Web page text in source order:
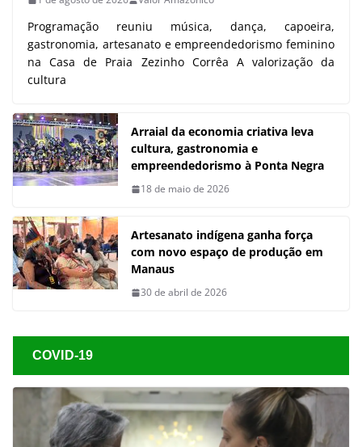
Programação reuniu música, dança, capoeira,
gastronomia, artesanato e empreendedorismo feminino
na Casa de Praia Zezinho Corrêa A valorização da
cultura
Arraial da economia criativa leva
cultura, gastronomia e
empreendedorismo à Ponta Negra
18 de maio de 2026
Artesanato indígena ganha força
com novo espaço de produção em
Manaus
30 de abril de 2026
COVID-19